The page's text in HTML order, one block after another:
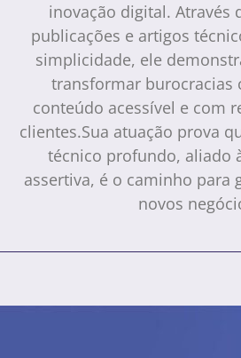
inovação digital. Através
publicações e artigos
simplicidade, ele
transformar burocracias
conteúdo acessível e com
clientes.Sua atuação prova
técnico profundo, aliado
assertiva, é o caminho para
novos